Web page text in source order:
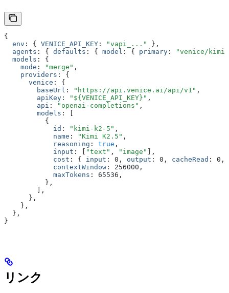
{
  env
: { VENICE_API_KEY : "vapi_..." } ,
  agents
: { defaults : { model : { primary :
"venice/
  models
:
{
    mode
: "merge" ,
    providers
:
{
      venice
:
{
        baseUrl
: "https://api.venice.ai/api/v1" ,
        apiKey
: "${VENICE_API_KEY}" ,
        api
: "openai-completions" ,
        models
:
          {
            id
: "kimi-k2-5" ,
            name
: "Kimi K2.5" ,
            reasoning
: true ,
            input
: "text" , "image"
,
            cost
: { input : 0 , output : 0 , cacheRead : 0 ,
            contextWindow
: 256000 ,
            maxTokens
: 65536 ,
          }
,
,
      }
,
    }
,
  }
,
}
リンク